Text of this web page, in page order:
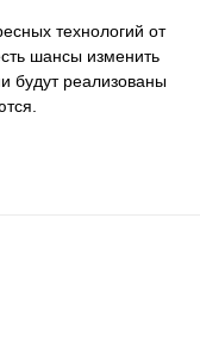
технологий от
шансы изменить
будут реализованы